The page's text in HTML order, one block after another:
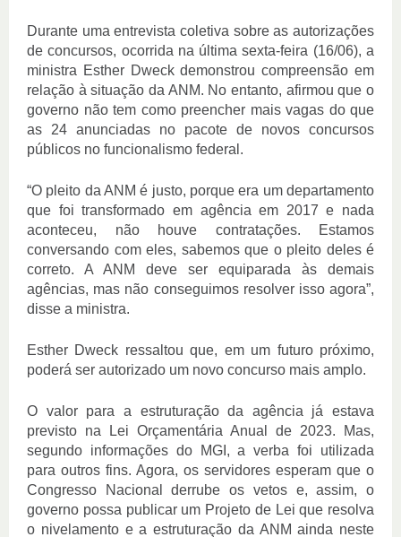
Durante uma entrevista coletiva sobre as autorizações
de concursos, ocorrida na última sexta-feira (16/06), a
ministra Esther Dweck demonstrou compreensão em
relação à situação da ANM. No entanto, afirmou que o
governo não tem como preencher mais vagas do que
as 24 anunciadas no pacote de novos concursos
públicos no funcionalismo federal.
“O pleito da ANM é justo, porque era um departamento
que foi transformado em agência em 2017 e nada
aconteceu, não houve contratações. Estamos
conversando com eles, sabemos que o pleito deles é
correto. A ANM deve ser equiparada às demais
agências, mas não conseguimos resolver isso agora”,
disse a ministra.
Esther Dweck ressaltou que, em um futuro próximo,
poderá ser autorizado um novo concurso mais amplo.
O valor para a estruturação da agência já estava
previsto na Lei Orçamentária Anual de 2023. Mas,
segundo informações do MGI, a verba foi utilizada
para outros fins. Agora, os servidores esperam que o
Congresso Nacional derrube os vetos e, assim, o
governo possa publicar um Projeto de Lei que resolva
o nivelamento e a estruturação da ANM ainda neste